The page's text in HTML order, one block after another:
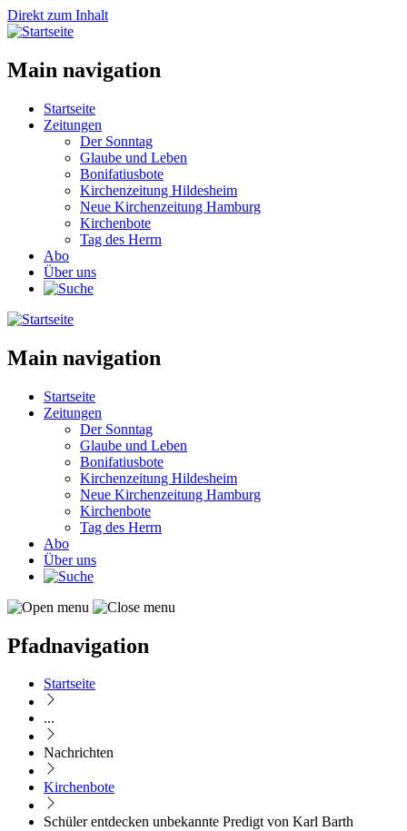
Direkt zum Inhalt
Main navigation
Startseite
Zeitungen
Der Sonntag
Glaube und Leben
Bonifatiusbote
Kirchenzeitung Hildesheim
Neue Kirchenzeitung Hamburg
Kirchenbote
Tag des Herrn
Abo
Über uns
Main navigation
Startseite
Zeitungen
Der Sonntag
Glaube und Leben
Bonifatiusbote
Kirchenzeitung Hildesheim
Neue Kirchenzeitung Hamburg
Kirchenbote
Tag des Herrn
Abo
Über uns
Pfadnavigation
Startseite
...
Nachrichten
Kirchenbote
Schüler entdecken unbekannte Predigt von Karl Barth